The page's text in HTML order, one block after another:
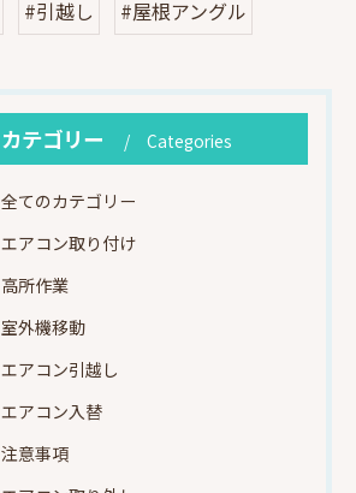
#引越し #屋根アングル
カテゴリー Categories
全てのカテゴリー
エアコン取り付け
高所作業
室外機移動
エアコン引越し
エアコン入替
注意事項